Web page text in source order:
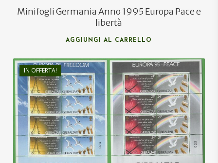
Minifogli Germania Anno 1995 Europa Pace e
libertà
AGGIUNGI AL CARRELLO
IN OFFERTA!
€14,00
€9,00